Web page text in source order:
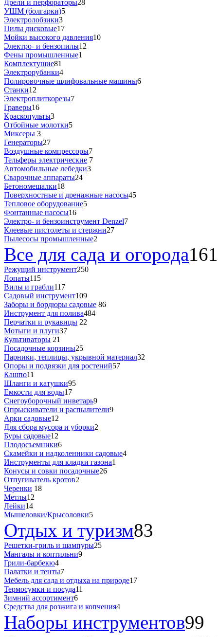
Дрели и перфораторы28
УШМ (болгарки)5
Электролобзики3
Пилы дисковые17
Мойки высокого давления10
Электро- и бензопилы12
Фены промышленные1
Комплектущие81
Электрорубанки4
Полировочные шлифовальные машины6
Станки12
Электроплиткорезы7
Граверы16
Краскопульты3
Отбойные молотки5
Миксеры 3
Генераторы27
Воздушные компрессоры7
Тельферы электрические 7
Автомобильные лебедки3
Сварочные аппараты24
Бетономешалки18
Поверхностные и дренажные насосы45
Тепловое оборудование5
Фонтанные насосы16
Электро- и бензоинструмент Denzel7
Клеевые пистолеты и стержни27
Пылесосы промышленные2
Все для сада и огорода
Режущий инструмент250
Лопаты115
Вилы и грабли117
Садовый инструмент109
Заборы и бордюры садовые 86
Инструмент для полива484
Перчатки и рукавицы 22
Мотыги и плуги37
Культиваторы 21
Посадочные корзины25
Парники, теплицы, укрывной материал32
Опоры и подвязки для ростений57
Кашпо11
Шланги и катушки95
Емкости для воды17
Снегоуборочный инветарь9
Опрыскиватели и распылители9
Арки садовые12
Для сбора мусора и уборки2
Буры садовые12
Плодосъемники6
Скамейки и надколенники садовые4
Инструменты для кладки газона1
Конусы и совки посадочные26
Отпугиватель кротов2
Черенки 18
Метлы12
Лейки14
Мышеловки/Крысоловки5
Отдых и туризм83
Решетки-гриль и шампуры25
Мангалы и коптильни9
Грили-барбекю4
Палатки и тенты7
Мебель для сада и отдыха на природе17
Термосумки и посуда11
Зимний ассортимент6
Средства для розжига и копчения4
Наборы инструментов99